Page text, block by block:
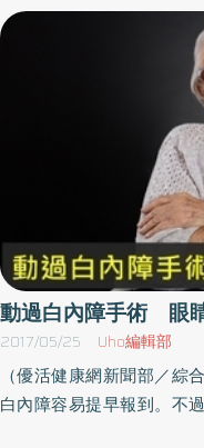
治療時機。
楚東西，視覺對大腦傳遞
多資訊，包括顏色、形狀
取決於眼睛到大腦的整體
結起來，強化認知力與理
白，那麼大腦就會獲得優
身上特別明顯，3到10歲
10歲的時候就已經與成年
取決於眼睛的功能，而是
1990年代開始，使得原本
開始突飛猛進。 此外，
礙，會阻礙大腦的發展。
國家，當相關學會一發表
視力，家長們就會開始尋
就有這類熱心教育的家
童，成年人也可以透過改
動過白內障手術 眼
2017/05/25 Uho編輯部
（優活健康網新聞部／綜
白內障容易提早報到。不